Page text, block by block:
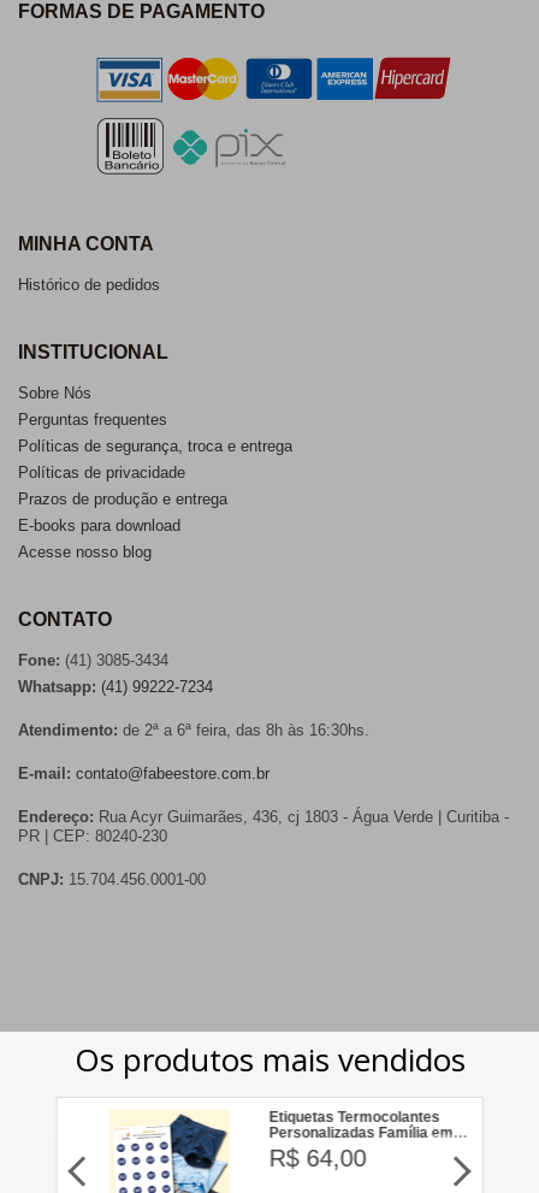
FORMAS DE PAGAMENTO
MINHA CONTA
Histórico de pedidos
INSTITUCIONAL
Sobre Nós
Perguntas frequentes
Políticas de segurança, troca e entrega
Políticas de privacidade
Prazos de produção e entrega
E-books para download
Acesse nosso blog
CONTATO
Fone: (41) 3085-3434
Whatsapp: (41) 99222-7234
Atendimento: de 2ª a 6ª feira, das 8h às 16:30hs.
E-mail: contato@fabeestore.com.br
Endereço: Rua Acyr Guimarães, 436, cj 1803 - Água Verde | Curitiba -
PR | CEP: 80240-230
CNPJ: 15.704.456.0001-00